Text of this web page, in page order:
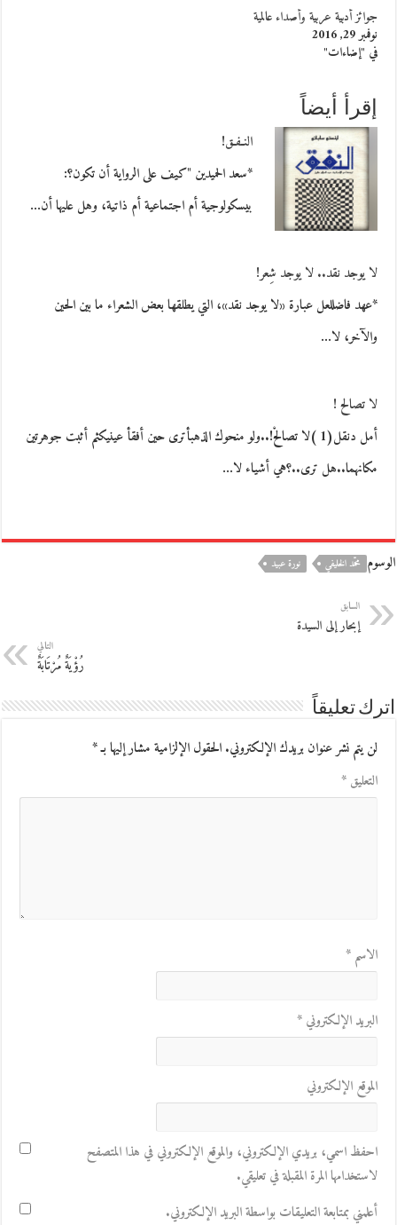
جوائز أدبية عربية وأصداء عالمية
نوفمبر 29, 2016
في "إضاءات"
إقرأ أيضاً
النـفـق!
*سعد الحميدين "كيف على الرواية أن تكون؟:
بيسكولوجية أم اجتماعية أم ذاتية، وهل عليها أن…
لا يوجد نقد.. لا يوجد شِعر!
*عهد فاضللعل عبارة «لا يوجد نقد»، التي يطلقها بعض الشعراء ما بين الحين
والآخر، لا…
لا تصالح !
أمل دنقل(1 )لا تصالحْ!..ولو منحوك الذهبأترى حين أفقأ عينيكثم أثبت جوهرتين
مكانهما..هل ترى..؟هي أشياء لا…
الوسوم محمّد الخليفي نورة عبيد
السابق
إبحار إلى السيدة
التالي
رُؤْيَةٌ مُرْتَابَةٌ
اترك تعليقاً
لن يتم نشر عنوان بريدك الإلكتروني.الحقول الإلزامية مشار إليها بـ*
التعليق*
الاسم*
البريد الإلكتروني*
الموقع الإلكتروني
احفظ اسمي، بريدي الإلكتروني، والموقع الإلكتروني في هذا المتصفح
لاستخدامها المرة المقبلة في تعليقي.
أعلمني بمتابعة التعليقات بواسطة البريد الإلكتروني.